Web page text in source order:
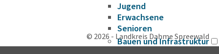
Jugend
Erwachsene
Senioren
Bauen und Infrastruktur
© 2026 - Landkreis Dahme Spreewald